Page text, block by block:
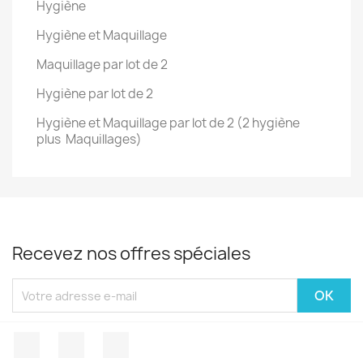
Hygiène
Hygiène et Maquillage
Maquillage par lot de 2
Hygiène par lot de 2
Hygiène et Maquillage par lot de 2 (2 hygiène
plus Maquillages)
Recevez nos offres spéciales